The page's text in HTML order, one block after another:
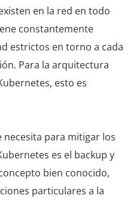
en la red en todo
constantemente
estrictos en torno a cada
Para la arquitectura
esto es
para mitigar los
es el backup y
bien conocido,
particulares a la